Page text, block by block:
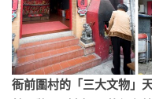
衙前圍村的「三大文物」